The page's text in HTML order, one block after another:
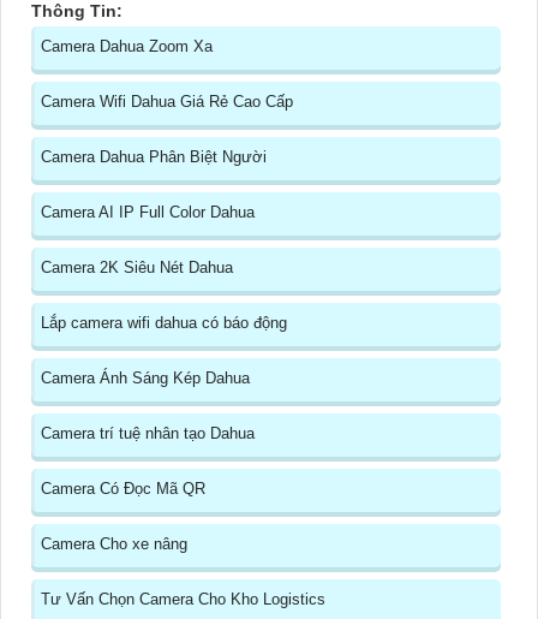
Thông Tin:
Camera Dahua Zoom Xa
Camera Wifi Dahua Giá Rẻ Cao Cấp
Camera Dahua Phân Biệt Người
Camera AI IP Full Color Dahua
Camera 2K Siêu Nét Dahua
Lắp camera wifi dahua có báo động
Camera Ánh Sáng Kép Dahua
Camera trí tuệ nhân tạo Dahua
Camera Có Đọc Mã QR
Camera Cho xe nâng
Tư Vấn Chọn Camera Cho Kho Logistics